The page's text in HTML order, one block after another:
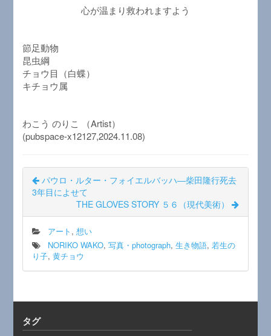
心が温まり救われますよう
節足動物
昆虫綱
チョウ目（白蝶）
キチョウ属
わこう のりこ （Artist）
(pubspace-x12127,2024.11.08)
パウロ・ルター・フォイエルバッハ―柴田隆行死去
3年目によせて
THE GLOVES STORY ５６（現代美術）
アート ,想い
NORIKO WAKO,写真・photograph,生き物語,若生の
り子,黄チョウ
タグ